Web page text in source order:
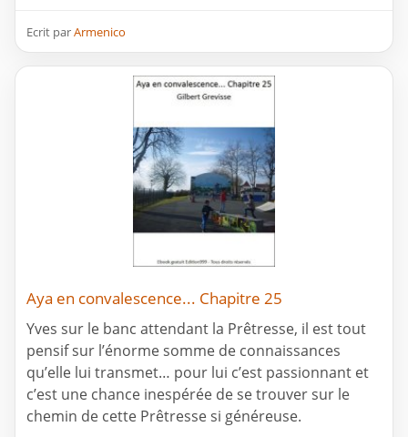
Ecrit parArmenico
Aya en convalescence... Chapitre 25
Yves sur le banc attendant la Prêtresse, il est tout
pensif sur l’énorme somme de connaissances
qu’elle lui transmet… pour lui c’est passionnant et
c’est une chance inespérée de se trouver sur le
chemin de cette Prêtresse si généreuse.